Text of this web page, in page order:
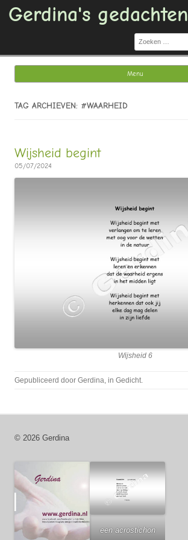
Gerdina's gedachten
Zoeken
naar:
Menu
TAG ARCHIEVEN: #WAARHEID
Wijsheid begint
05/07/2024
Wijsheid 6
Gepubliceerd door Gerdina, in Gedicht.
© 2026 Gerdina
een acrostichon